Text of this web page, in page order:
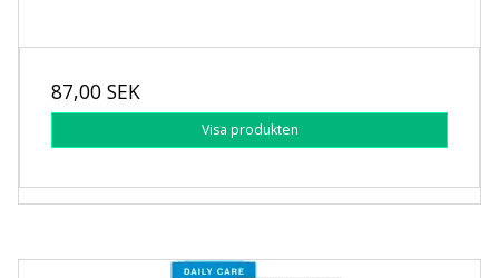
87,00 SEK
Visa produkten